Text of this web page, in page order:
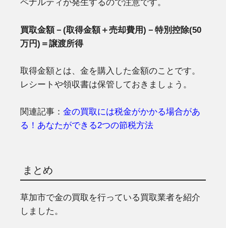
ペナルティが発生するので注意です。
買取金額－(取得金額＋売却費用)－特別控除(50
万円)＝譲渡所得
取得金額とは、金を購入した金額のことです。
レシートや領収書は保管しておきましょう。
関連記事： 金の買取には税金がかかる場合があ
る！あなたができる2つの節税方法
まとめ
草加市で金の買取を行っている買取業者を紹介
しました。